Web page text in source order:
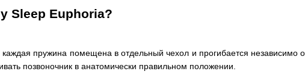
Sleep Euphoria?
пружина помещена в отдельный чехол и прогибается независимо
позвоночник в анатомически правильном положении.